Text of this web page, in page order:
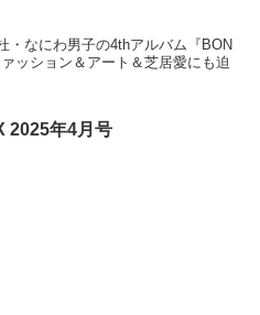
・なにわ男子の4thアルバム『BON
ッション＆アート＆芝居愛にも迫
2025年4月号